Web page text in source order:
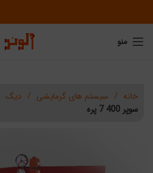
منو
خانه سیستم های گرمایشی دیگ
سوپر 400 7 پره